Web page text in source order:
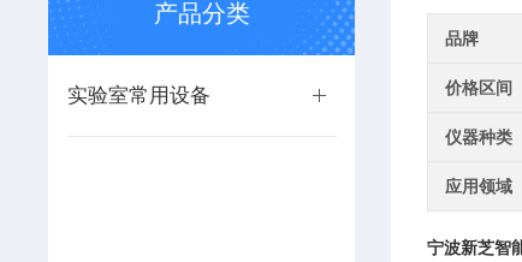
产品分类
实验室常用设备
品牌
价格区间
仪器种类
应用领域
宁波新芝智